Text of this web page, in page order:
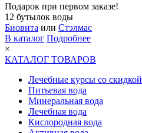
Подарок при первом заказе!
12 бутылок воды
Биовита или Стэлмас
В каталог Подробнее
×
КАТАЛОГ ТОВАРОВ
Лечебные курсы со скидкой
Питьевая вода
Минеральная вода
Лечебная вода
Кислородная вода